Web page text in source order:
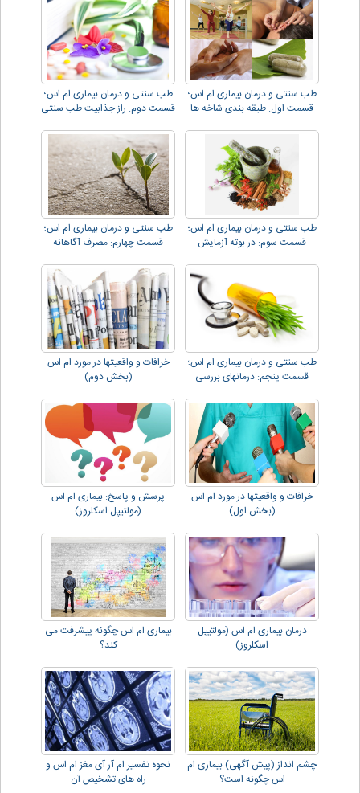
طب سنتی و درمان بیماری ام اس؛
قسمت اول: طبقه بندی شاخه ها
طب سنتی و درمان بیماری ام اس؛
قسمت دوم: راز جذابیت طب سنتی
طب سنتی و درمان بیماری ام اس؛
قسمت سوم: در بوته آزمایش
طب سنتی و درمان بیماری ام اس؛
قسمت چهارم: مصرف آگاهانه
طب سنتی و درمان بیماری ام اس؛
قسمت پنجم: درمانهای بررسی
خرافات و واقعیتها در مورد ام اس
(بخش دوم)
خرافات و واقعیتها در مورد ام اس
(بخش اول)
پرسش و پاسخ: بیماری ام اس
(مولتیپل اسکلروز)
درمان بیماری ام اس (مولتیپل
اسکلروز)
بیماری ام اس چگونه پیشرفت می
کند؟
چشم انداز (پیش آگهی) بیماری ام
اس چگونه است؟
نحوه تفسیر ام آر آی مغز ام اس و
راه های تشخیص آن